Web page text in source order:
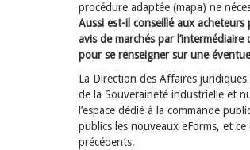
procédure adaptée (mapa) ne
Aussi est-il conseillé aux
avis de marchés par
pour se renseigner sur une
La Direction des Affaires juridiques
de la Souveraineté industrielle et
l’espace dédié à la commande
publics les nouveaux eForms, et
précédents.